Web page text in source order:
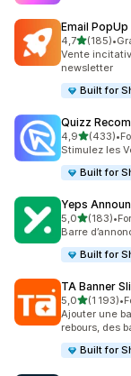
Email
4,7étoile(s)
(185)
185 avis au
•
Vente
newsletter
Built for
Quizz
4,9étoile(s)
(433)
433 avis au•
Stimulez les
Built for
Yeps
5,0étoile(s)
(183)
183 avis au•
Barre
Built for
TA Banner
5,0étoile(s)
(1 193)
1193 avis au•
Ajouter une
rebours, des
Built for